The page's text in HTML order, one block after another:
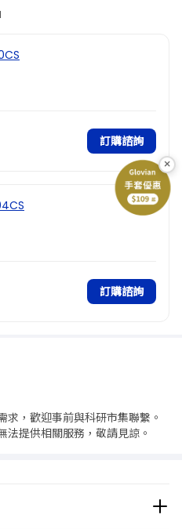
訂購諮詢
訂購諮詢
，歡迎事前與科研市集聯繫。
提供相關服務，敬請見諒。
×